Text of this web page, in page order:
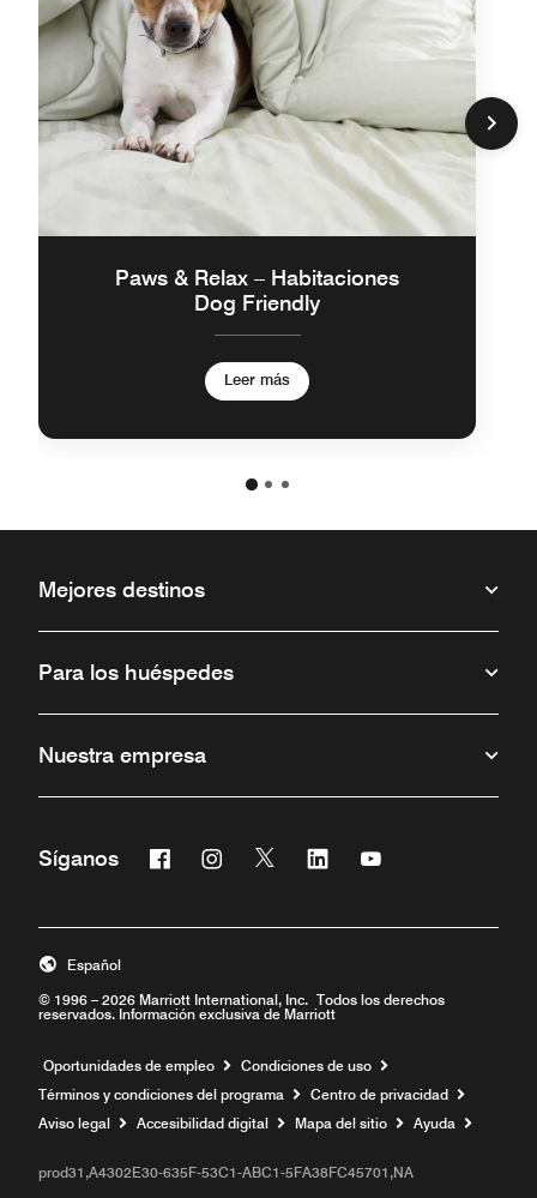
Paws & Relax – Habitaciones
Dog Friendly
Leer más
Mejores destinos
Para los huéspedes
Nuestra empresa
Síganos Facebook
Abre una ventana nueva
Instagram
Abre una ventana nueva
Twitter
Abre una ventana nueva
Linkedin
Abre una ventana nueva
Abre una ventana
© 1996 – 2026 Marriott International, Inc. Todos los derechos
reservados. Información exclusiva de Marriott
Español
Oportunidades de empleo Abre una ventana nueva
Condiciones de uso
Términos y condiciones del programa
Centro de privacidad
Aviso legal
Accesibilidad digital Mapa del sitio Ayuda
prod31,A4302E30-635F-53C1-ABC1-5FA38FC45701,NA